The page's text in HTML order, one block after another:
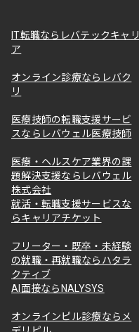
IT転職ならレバテックキャリ
ア
オンライン診療ならレバク
リ
医療技師の転職支援サービ
スならレバウェル医療技師
医療・ヘルスケア業界の課
題解決支援ならレバウェル
株式会社
就活・転職支援サービスな
らキャリアチケット
フリーター・既卒・未経験
の就職・再就職ならハタラ
クティブ
AI面接ならNALYSYS
オンラインピル診療ならメ